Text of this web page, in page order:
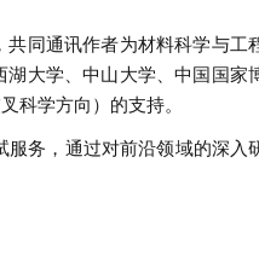
同通讯作者为材料科学与工
大学、中山大学、中国国家
科学方向）的支持。
务，通过对前沿领域的深入